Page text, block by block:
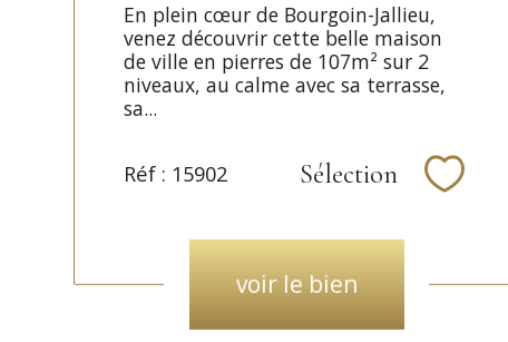
En plein cœur de Bourgoin-Jallieu,
venez découvrir cette belle maison
de ville en pierres de 107m² sur 2
niveaux, au calme avec sa terrasse,
sa...
Réf : 15902 Sélection
voir le bien